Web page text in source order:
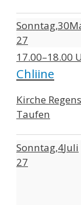
Sonntag30
27
17.00–18.00
Chliine
Kirche
Taufen
Sonntag 4Juli
27